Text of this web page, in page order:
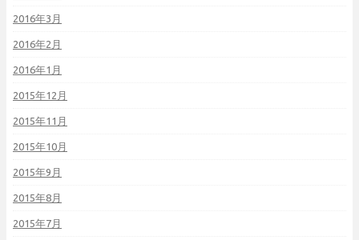
2016年3月
2016年2月
2016年1月
2015年12月
2015年11月
2015年10月
2015年9月
2015年8月
2015年7月